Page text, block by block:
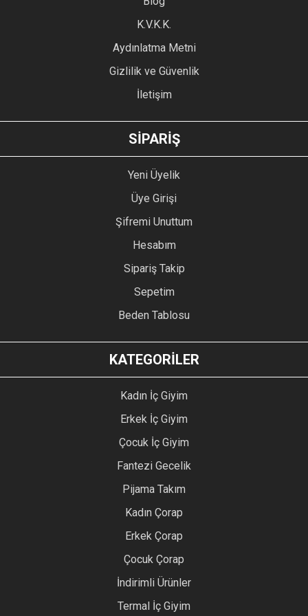
Ürün fiyatı diğer sitelerden daha pahalı.
GÖNDER
K.V.K.K.
Aydınlatma Metni
Gizlilik ve Güvenlik
İletişim
SİPARİŞ
Yeni Üyelik
Üye Girişi
Şifremi Unuttum
Hesabım
Sipariş Takip
Sepetim
Beden Tablosu
KATEGORİLER
Kadın İç Giyim
Erkek İç Giyim
Çocuk İç Giyim
Fantezi Gecelik
Pijama Takım
Kadın Çorap
Erkek Çorap
Çocuk Çorap
İndirimli Ürünler
Termal İç Giyim